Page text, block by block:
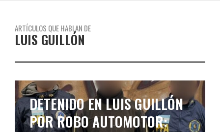
ARTÍCULOS QUE HABLAN DE
LUIS GUILLÓN
DANTESCO INCENDIO EN UNA
FÁBRICA DE LUIS GUILLÓN